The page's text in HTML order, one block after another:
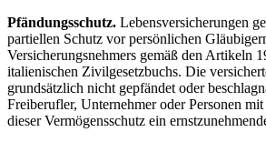
Pfändungsschutz. Lebensversicherungen
partiellen Schutz vor persönlichen
Versicherungsnehmers gemäß den Artikeln
italienischen Zivilgesetzbuchs. Die
grundsätzlich nicht gepfändet oder
Freiberufler, Unternehmer oder Personen
dieser Vermögensschutz ein